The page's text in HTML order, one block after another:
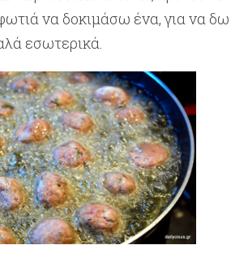
να δοκιμάσω ένα, για να δω
εσωτερικά.